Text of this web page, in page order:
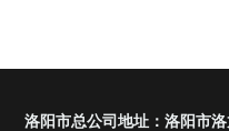
洛阳市总公司地址：洛阳市